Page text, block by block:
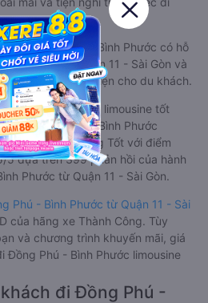
Gòn Đồng Phú - Bình Phước có hỗ
tại nội thành Quận 11 - Sài Gòn và
Phước, rất thuận tiện cho du khách.
Phú - Bình Phước limousine tốt
đi Đồng Phú - Bình Phước
có chất lượng Tốt với điểm
5 dựa trên 399 phản hồi của hành
Phước từ Quận 11 - Sài Gòn.
Phú - Bình Phước từ Quận 11 - Sài
của hãng xe Thành Công. Tùy
và chương trình khuyến mãi, giá
Đồng Phú - Bình Phước limousine
đi Đồng Phú -